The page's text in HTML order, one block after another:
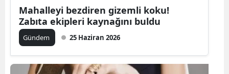
Mahalleyi bezdiren gizemli koku!
Zabıta ekipleri kaynağını buldu
Gündem 25 Haziran 2026